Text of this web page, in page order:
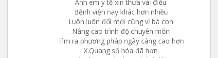
Anh em y tế xin thưa vài điều
Bệnh viện nay khác hơn nhiều
Luôn luôn đổi mới cũng vì bà con
Nâng cao trình độ chuyên môn
Tìm ra phương pháp ngày càng cao hơn
X.Quang số hóa đã hơn